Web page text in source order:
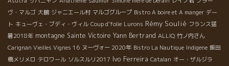
ヴ・マルゴ 大鵬 ジャニエール村 マルゴグループ Bistro A boire et A manger デー
ト キューヴェ・ブディ・ヴィル Coup d'folie Lurons Rémy Soulié フランス猛
暑2018年 montagne Sainte Victoire Yann Bertrand ALLIQ 竹ノ内さん
Carignan Vieilles Vignes 16 ヌーヴォー 2020年 Bistro La Nautique Indigene 飯田
橋メリメロ テロワール ソルスルリ2017 Ivo Ferreira Catalan オー・ザルジラ